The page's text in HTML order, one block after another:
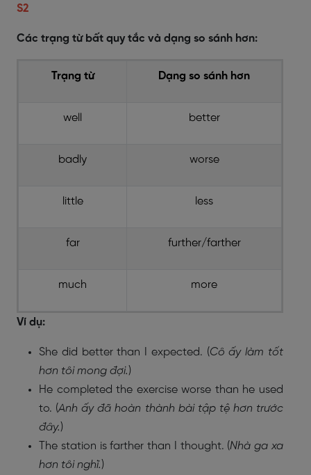
S2
Các trạng từ bất quy tắc và dạng so sánh hơn:
Trạng từ Dạng so sánh hơn
well better
badly worse
little less
far further/farther
much more
Ví dụ:
She did better than I expected. (Cô ấy làm tốt
hơn tôi mong đợi.)
He completed the exercise worse than he used
to. (Anh ấy đã hoàn thành bài tập tệ hơn trước
đây.)
The station is farther than I thought. (Nhà ga xa
hơn tôi nghĩ.)